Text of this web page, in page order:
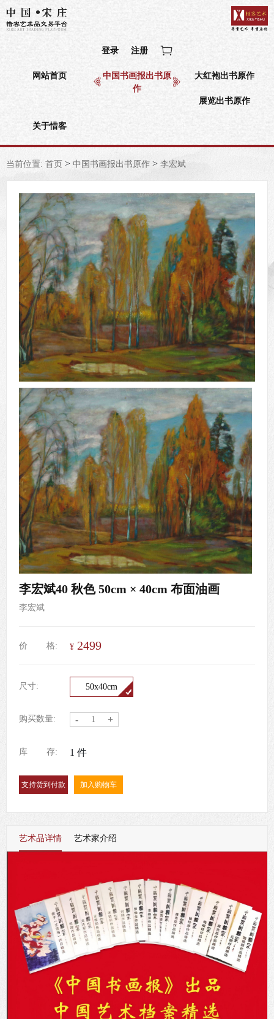
登录 注册
网站首页
中国书画报出书原
作
大红袍出书原作
展览出书原作
关于惜客
当前位置: 首页 > 中国书画报出书原作 > 李宏斌
李宏斌40 秋色 50cm × 40cm 布面油画
李宏斌
价 格: ¥ 2499
尺寸: 50x40cm
购买数量: - +
库 存: 1 件
加入购物车
艺术品详情 艺术家介绍